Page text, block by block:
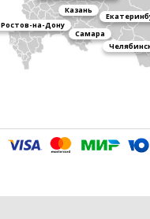
Казань
Ростов-на-Дону
Самара